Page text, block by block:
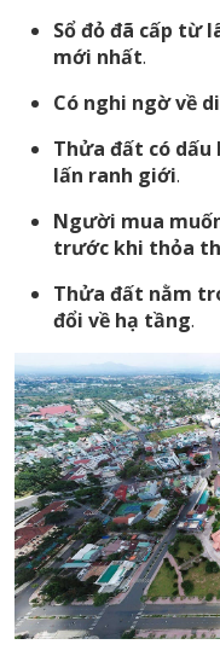
Sổ đỏ đã cấp từ
mới nhất.
Có nghi ngờ về
Thửa đất có dấu
lấn ranh giới.
Người mua
trước khi thỏa
Thửa đất nằm
đổi về hạ tầng.